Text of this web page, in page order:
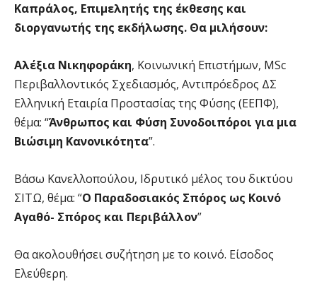
Καπράλος, Επιμελητής της έκθεσης και
διοργανωτής της εκδήλωσης. Θα μιλήσουν:
Αλέξια Νικηφοράκη, Κοινωνική Επιστήμων, MSc
Περιβαλλοντικός Σχεδιασμός, Αντιπρόεδρος ΔΣ
Ελληνική Εταιρία Προστασίας της Φύσης (ΕΕΠΦ),
θέμα: “Άνθρωπος και Φύση Συνοδοιπόροι για μια
Βιώσιμη Κανονικότητα”.
Βάσω Κανελλοπούλου, Ιδρυτικό μέλος του δικτύου
ΣΙΤΩ, θέμα: “Ο Παραδοσιακός Σπόρος ως Κοινό
Αγαθό- Σπόρος και Περιβάλλον”
Θα ακολουθήσει συζήτηση με το κοινό. Είσοδος
Ελεύθερη.